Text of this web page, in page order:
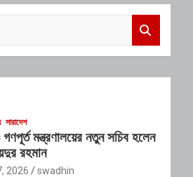
সারাদেশ
মন্ত্রণালয়ের নতুন সচিব হলেন
রহমান
2026 swadhin